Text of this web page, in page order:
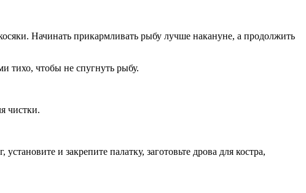
Начинать прикармливать рыбу лучше накануне, а продолжить
тихо, чтобы не спугнуть рыбу.
чистки.
и закрепите палатку, заготовьте дрова для костра,